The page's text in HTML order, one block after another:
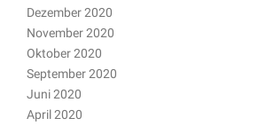
Dezember 2020
November 2020
Oktober 2020
September 2020
Juni 2020
April 2020